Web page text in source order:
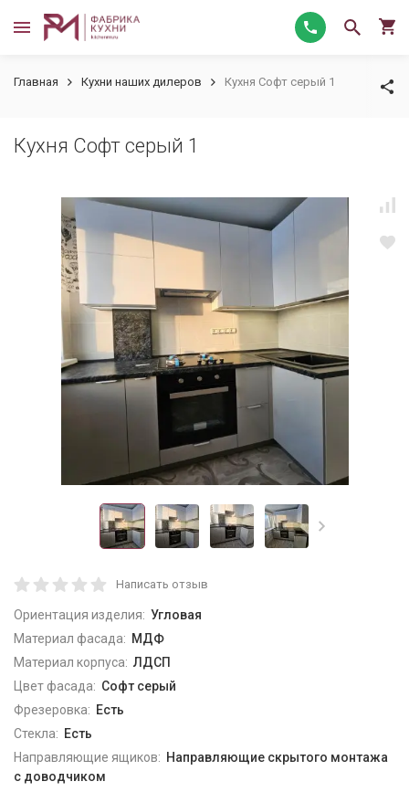
Главная Кухни наших дилеров Кухня Софт серый 1
Кухня Софт серый 1
Написать отзыв
Ориентация изделия: Угловая
Материал фасада: МДФ
Материал корпуса: ЛДСП
Цвет фасада: Софт серый
Фрезеровка: Есть
Стекла: Есть
Направляющие ящиков: Направляющие скрытого монтажа
с доводчиком